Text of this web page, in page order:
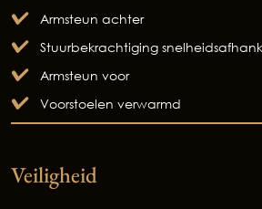
Armsteun achter
Stuurbekrachtiging
Armsteun voor
Voorstoelen verwarmd
Veiligheid